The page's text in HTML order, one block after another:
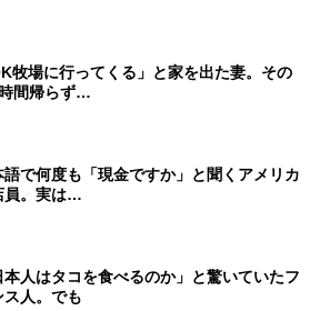
牧場に行ってくる」と家を出た妻。その
間帰らず…
語で何度も「現金ですか」と聞くアメリカ
員。実は…
本人はタコを食べるのか」と驚いていたフ
ス人。でも